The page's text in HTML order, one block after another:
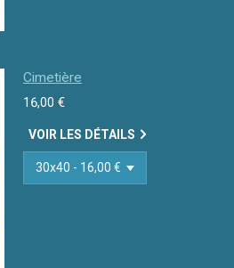
Cimetière
16,00 €
VOIR LES DÉTAILS